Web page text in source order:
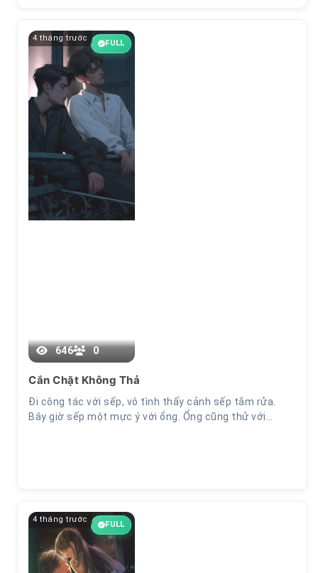
4 tháng trước
FULL
646 0
Cắn Chặt Không Thả
Đi công tác với sếp, vô tình thấy cảnh sếp tắm rửa.
Bây giờ sếp một mực ý với ổng. Ổng cũng thử với…
4 tháng trước
FULL